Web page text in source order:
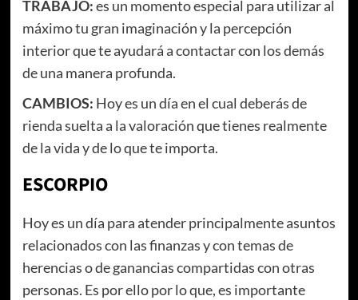
TRABAJO:es un momento especial para utilizar al
máximo tu gran imaginación y la percepción
interior que te ayudará a contactar con los demás
de una manera profunda.
CAMBIOS: Hoy es un día en el cual deberás de
rienda suelta a la valoración que tienes realmente
de la vida y de lo que te importa.
ESCORPIO
Hoy es un día para atender principalmente asuntos
relacionados con las finanzas y con temas de
herencias o de ganancias compartidas con otras
personas. Es por ello por lo que, es importante